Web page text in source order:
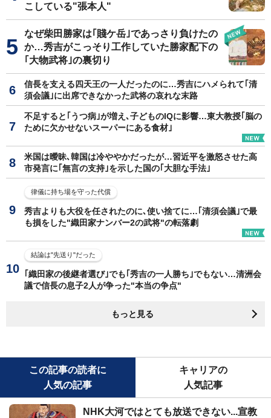
こしている"張本人"
なぜ柴田勝家は｢賤ケ岳｣であっさり負けたの
か…秀吉がこっそり工作していた勝家配下の
｢大物武将｣の裏切り
信長を支える四天王の一人だったのに…秀吉にハメられて｢清
須会議｣に出席できなかった武将の哀れな末路
不足すると｢うつ病｣が増え､子どものIQに影響…東大教授｢脳の
ために欠かせないスーパーにある食材｣
米国は曖昧､韓国は冷ややかだったが…習近平を激怒させた高
市発言に｢無言の支持｣を示した国の｢大胆な手法｣
律儀に持ち場を守った代償
秀吉よりも大役を任されたのに､使い捨てに…｢清須会議｣で最
も損をした"織田家ナンバー2の武将"の転落劇
結論は"先送り"だった
｢織田家の後継者選び｣でも｢秀吉の一人勝ち｣でもない…清洲会
議で信長の息子2人が争った"本当の争点"
もっと見る
この記事の読者に
人気の記事
キャリアの
人気記事
NHK大河ではとても放送できない...宣教